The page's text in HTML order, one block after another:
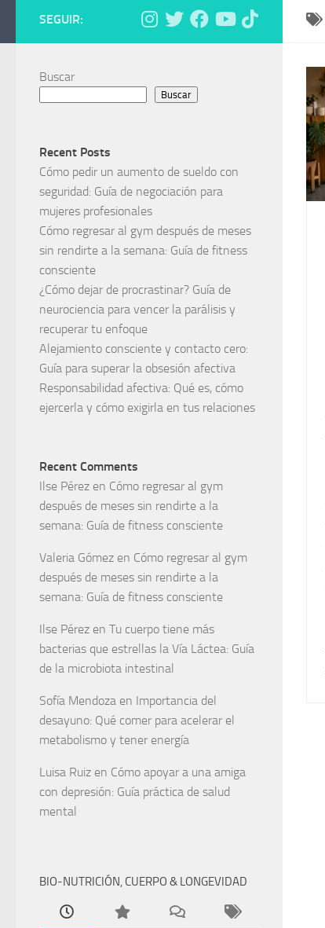
SEGUIR:
Buscar
Buscar
Recent Posts
Cómo pedir un aumento de sueldo con
seguridad: Guía de negociación para
mujeres profesionales
Cómo regresar al gym después de meses
sin rendirte a la semana: Guía de fitness
consciente
¿Cómo dejar de procrastinar? Guía de
neurociencia para vencer la parálisis y
recuperar tu enfoque
Alejamiento consciente y contacto cero:
Guía para superar la obsesión afectiva
Responsabilidad afectiva: Qué es, cómo
ejercerla y cómo exigirla en tus relaciones
Recent Comments
Ilse Pérez en Cómo regresar al gym
después de meses sin rendirte a la
semana: Guía de fitness consciente
Valeria Gómez en Cómo regresar al gym
después de meses sin rendirte a la
semana: Guía de fitness consciente
Ilse Pérez en Tu cuerpo tiene más
bacterias que estrellas la Vía Láctea: Guía
de la microbiota intestinal
Sofía Mendoza en Importancia del
desayuno: Qué comer para acelerar el
metabolismo y tener energía
Luisa Ruiz en Cómo apoyar a una amiga
con depresión: Guía práctica de salud
mental
BIO-NUTRICIÓN, CUERPO & LONGEVIDAD